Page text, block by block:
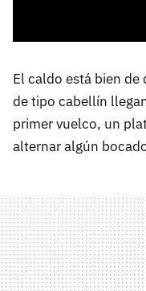
El caldo está bien de
de tipo cabellín
primer vuelco, un
alternar algún